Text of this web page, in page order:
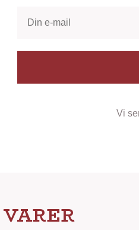
Vi
VARER